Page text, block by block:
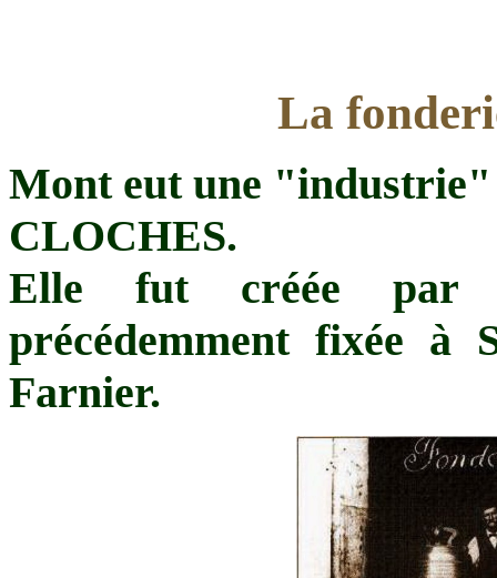
La
Mont eut une
CLOCHES.
Elle fut créée par
précédemment fixée à
Farnier.